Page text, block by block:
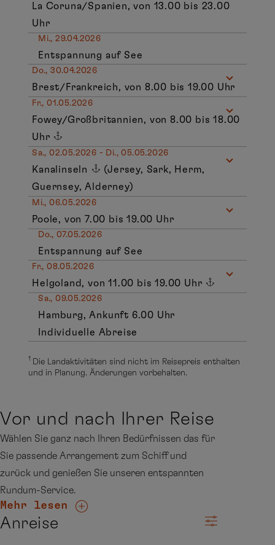
La Coruna/Spanien, von 13.00 bis 23.00
Uhr
Mi., 29.04.2026
Entspannung auf See
Do., 30.04.2026
Brest/Frankreich, von 8.00 bis 19.00 Uhr
Fr., 01.05.2026
Fowey/Großbritannien, von 8.00 bis 18.00
Uhr
Sa., 02.05.2026 - Di., 05.05.2026
Kanalinseln
(Jersey, Sark, Herm,
Guernsey, Alderney)
Mi., 06.05.2026
Poole, von 7.00 bis 19.00 Uhr
Do., 07.05.2026
Entspannung auf See
Fr., 08.05.2026
Helgoland, von 11.00 bis 19.00 Uhr
Sa., 09.05.2026
Hamburg, Ankunft 6.00 Uhr
Individuelle Abreise
1 Die Landaktivitäten sind nicht im Reisepreis enthalten
und in Planung. Änderungen vorbehalten.
Vor und nach Ihrer Reise
Wählen Sie ganz nach Ihren Bedürfnissen das für
Sie passende Arrangement zum Schiff und
zurück und genießen Sie unseren entspannten
Rundum-Service.
Mehr lesen
Anreise